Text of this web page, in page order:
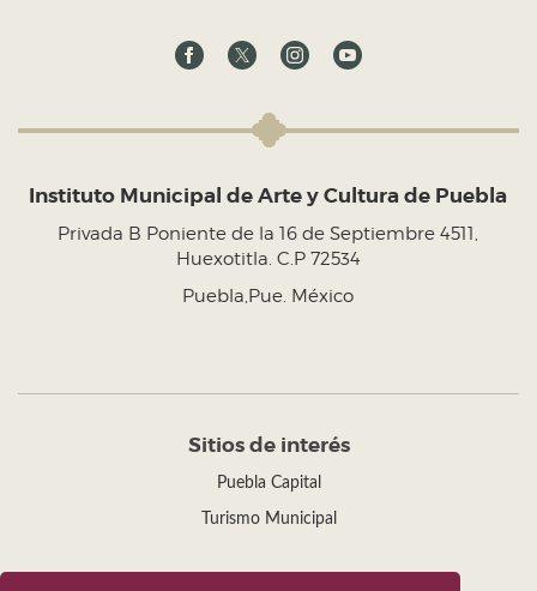
Instituto Municipal de Arte y Cultura de Puebla
Privada B Poniente de la 16 de Septiembre 4511,
Huexotitla. C.P 72534
Puebla,Pue. México
Sitios de interés
Puebla Capital
Turismo Municipal